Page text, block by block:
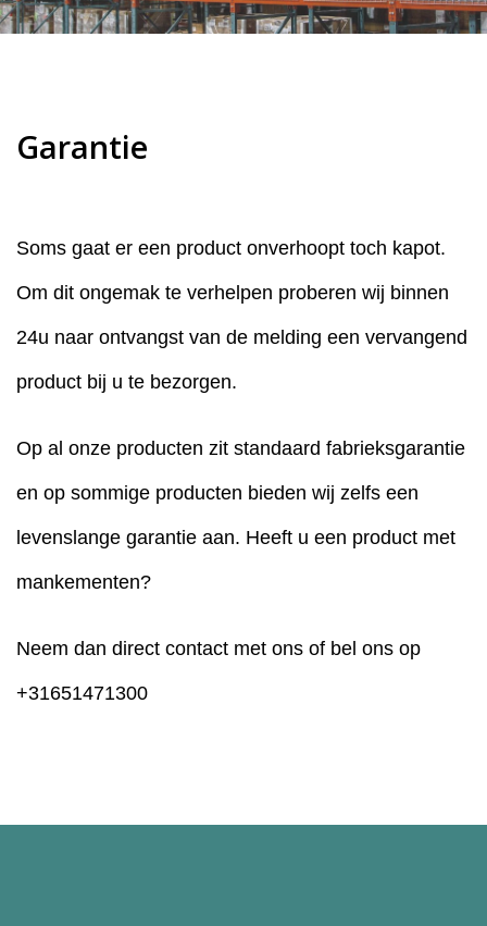
Garantie
Soms gaat er een product onverhoopt toch kapot.
Om dit ongemak te verhelpen proberen wij binnen
24u naar ontvangst van de melding een vervangend
product bij u te bezorgen.
Op al onze producten zit standaard fabrieksgarantie
en op sommige producten bieden wij zelfs een
levenslange garantie aan. Heeft u een product met
mankementen?
Neem dan direct contact met ons of bel ons op
+31651471300